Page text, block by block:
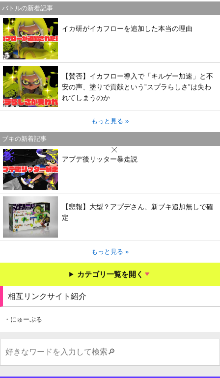
バトルの新着記事
イカ研がイカフローを追加した本当の理由
【賛否】イカフロー導入で「キルゲー加速」と不
安の声、塗りで貢献という”スプラらしさ”は失わ
れてしまうのか
もっと見る »
ブキの新着記事
アプデ後リッター暴走説
【悲報】大型？アプデさん、新ブキ追加無しで確
定
もっと見る »
カテゴリ一覧を開く
相互リンクサイト紹介
・にゅーぷる